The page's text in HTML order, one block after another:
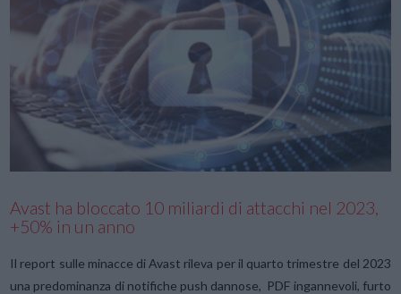
Avast ha bloccato 10 miliardi di attacchi nel 2023,
+50% in un anno
Il report sulle minacce di Avast rileva per il quarto trimestre del 2023
una predominanza di notifiche push dannose, PDF ingannevoli, furto